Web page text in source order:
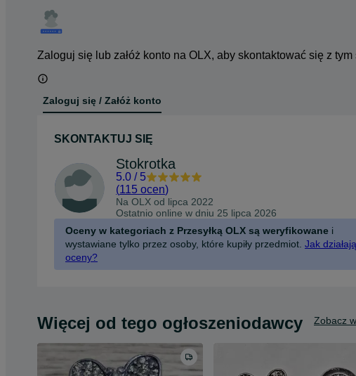
Zaloguj się lub załóż konto na OLX, aby skontaktować się z
Zaloguj się / Załóż konto
SKONTAKTUJ SIĘ
Stokrotka
5.0 / 5
(115 ocen)
Na OLX od lipca 2022
Ostatnio online w dniu 25 lipca 2026
Oceny w kategoriach z Przesyłką OLX są weryfikowane i
wystawiane tylko przez osoby, które kupiły przedmiot. Jak działają
oceny?
Więcej od tego ogłoszeniodawcy Zobacz